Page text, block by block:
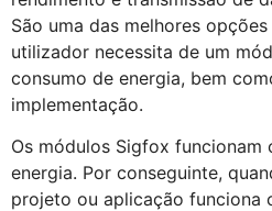
São uma das melhores
utilizador necessita de um
consumo de energia, bem
implementação.
Os módulos Sigfox funcionam
energia. Por conseguinte,
projeto ou aplicação funciona